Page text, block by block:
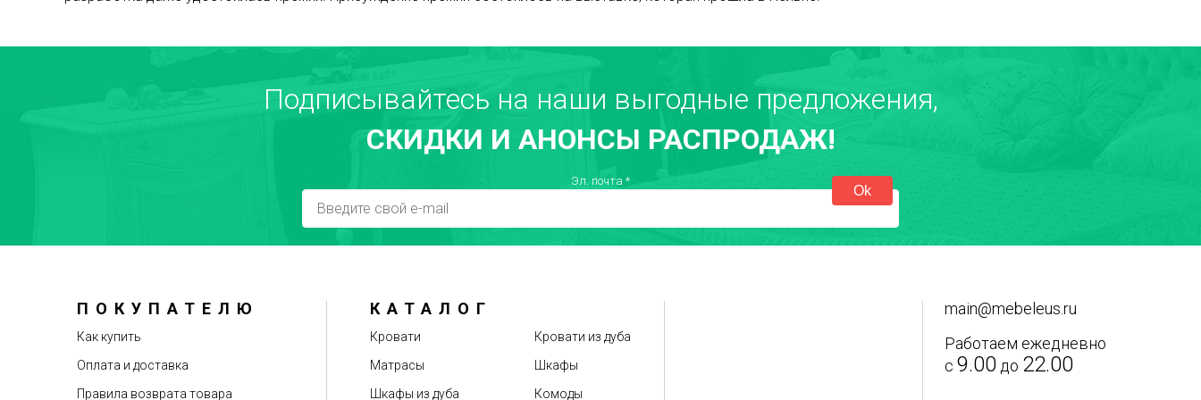
Подписывайтесь на наши выгодные предложения,
СКИДКИ И АНОНСЫ РАСПРОДАЖ!
Эл. почта *
ПОКУПАТЕЛЮ
Как купить
Оплата и доставка
Правила возврата товара
КАТАЛОГ
Кровати
Кровати из дуба
Матрасы
Шкафы
Шкафы из дуба
Комоды
main@mebeleus.ru
Работаем ежедневно
с 9.00 до 22.00